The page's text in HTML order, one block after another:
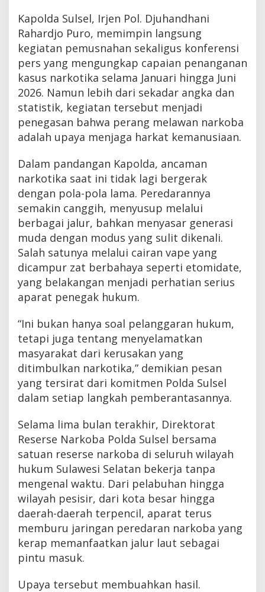
Kapolda Sulsel, Irjen Pol. Djuhandhani
Rahardjo Puro, memimpin langsung
kegiatan pemusnahan sekaligus konferensi
pers yang mengungkap capaian penanganan
kasus narkotika selama Januari hingga Juni
2026. Namun lebih dari sekadar angka dan
statistik, kegiatan tersebut menjadi
penegasan bahwa perang melawan narkoba
adalah upaya menjaga harkat kemanusiaan.
Dalam pandangan Kapolda, ancaman
narkotika saat ini tidak lagi bergerak
dengan pola-pola lama. Peredarannya
semakin canggih, menyusup melalui
berbagai jalur, bahkan menyasar generasi
muda dengan modus yang sulit dikenali.
Salah satunya melalui cairan vape yang
dicampur zat berbahaya seperti etomidate,
yang belakangan menjadi perhatian serius
aparat penegak hukum.
“Ini bukan hanya soal pelanggaran hukum,
tetapi juga tentang menyelamatkan
masyarakat dari kerusakan yang
ditimbulkan narkotika,” demikian pesan
yang tersirat dari komitmen Polda Sulsel
dalam setiap langkah pemberantasannya.
Selama lima bulan terakhir, Direktorat
Reserse Narkoba Polda Sulsel bersama
satuan reserse narkoba di seluruh wilayah
hukum Sulawesi Selatan bekerja tanpa
mengenal waktu. Dari pelabuhan hingga
wilayah pesisir, dari kota besar hingga
daerah-daerah terpencil, aparat terus
memburu jaringan peredaran narkoba yang
kerap memanfaatkan jalur laut sebagai
pintu masuk.
Upaya tersebut membuahkan hasil.